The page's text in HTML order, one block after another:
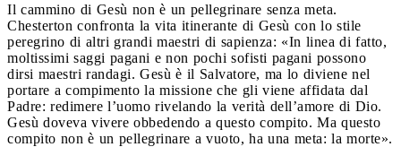
Il cammino di Gesù non è un pellegrinare senza meta.
Chesterton confronta la vita itinerante di Gesù con lo stile
peregrino di altri grandi maestri di sapienza: «In linea di fatto,
moltissimi saggi pagani e non pochi sofisti pagani possono
dirsi maestri randagi. Gesù è il Salvatore, ma lo diviene nel
portare a compimento la missione che gli viene affidata dal
Padre: redimere l’uomo rivelando la verità dell’amore di Dio.
Gesù doveva vivere obbedendo a questo compito. Ma questo
compito non è un pellegrinare a vuoto, ha una meta: la morte».